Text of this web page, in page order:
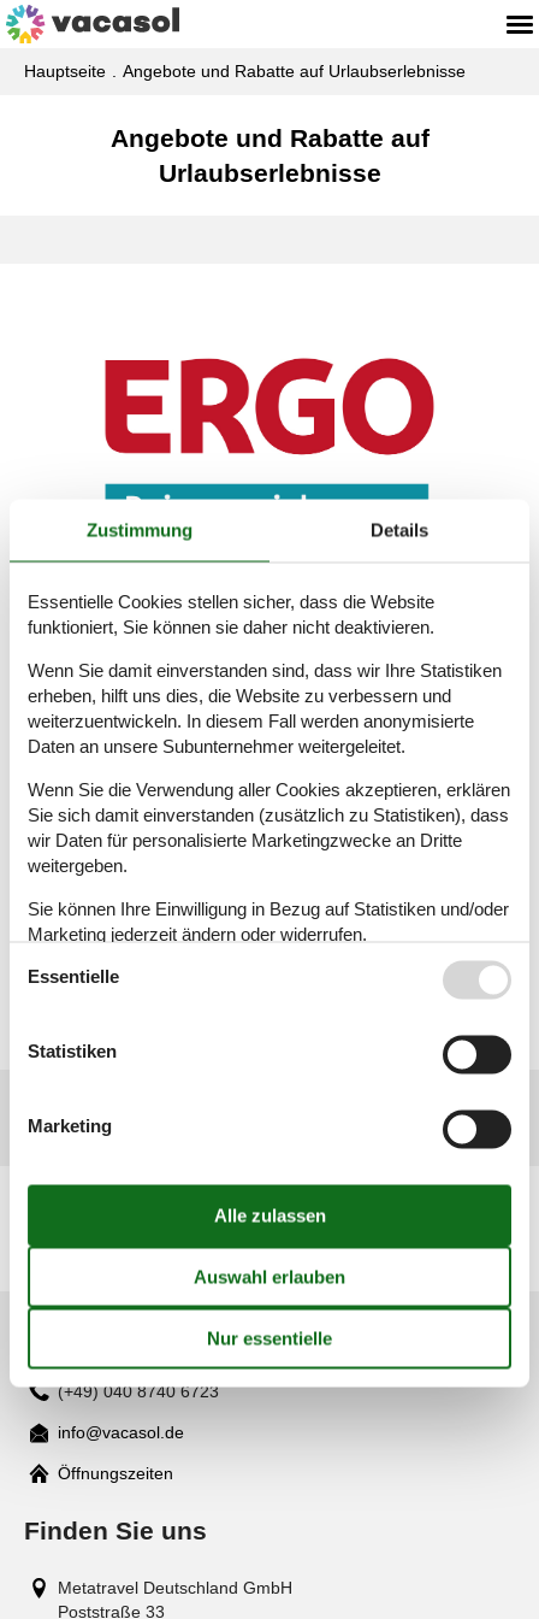
Hauptseite Angebote und Rabatte auf Urlaubserlebnisse
Angebote und Rabatte auf
Urlaubserlebnisse
Irland
Unser Tipp: Sicher Urlaub machen –
Storno ohne Risiko
Jetzt vorsorgen und Reiseschutz abschließen >>
Damit Sie bei Stornierung oder Abbruch Ihres Urlaubs
aufgrund von Erkrankung, Unfall oder Arbeitslosigkeit –
auch innerhalb der Familie – mögliche finanzielle Verluste
ersetzt bekommen, empfehlen wir Ihnen die Produkte
unseres PartnersERGO Reiseversicherung , dem
Marktführer unter den Reiseversicherern in Deutschland.
🧳RundumSorglos unterwegs ab 7 Euro - jetzt
buchen!
(+49) 040 8740 6723
Mail
info@vacasol.de
Öffnungszeiten
Finden Sie uns
Metatravel Deutschland GmbH
Poststraße 33
Zustimmung Details
Essentielle Cookies stellen sicher, dass die Website
funktioniert, Sie können sie daher nicht deaktivieren.
Wenn Sie damit einverstanden sind, dass wir Ihre Statistiken
erheben, hilft uns dies, die Website zu verbessern und
weiterzuentwickeln. In diesem Fall werden anonymisierte
Daten an unsere Subunternehmer weitergeleitet.
Wenn Sie die Verwendung aller Cookies akzeptieren, erklären
Sie sich damit einverstanden (zusätzlich zu Statistiken), dass
wir Daten für personalisierte Marketingzwecke an Dritte
weitergeben.
Sie können Ihre Einwilligung in Bezug auf Statistiken und/oder
Marketing jederzeit ändern oder widerrufen.
Siehe auch unsere
Essentielle
Statistiken
Marketing